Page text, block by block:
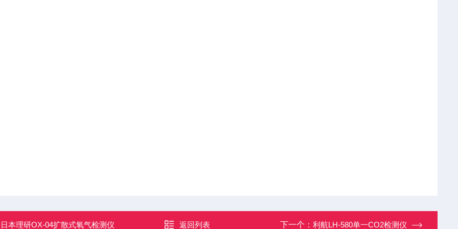
日本理研OX-04扩散式氧气检测仪 返回列表 下一个： 利航LH-580单一CO2检测仪